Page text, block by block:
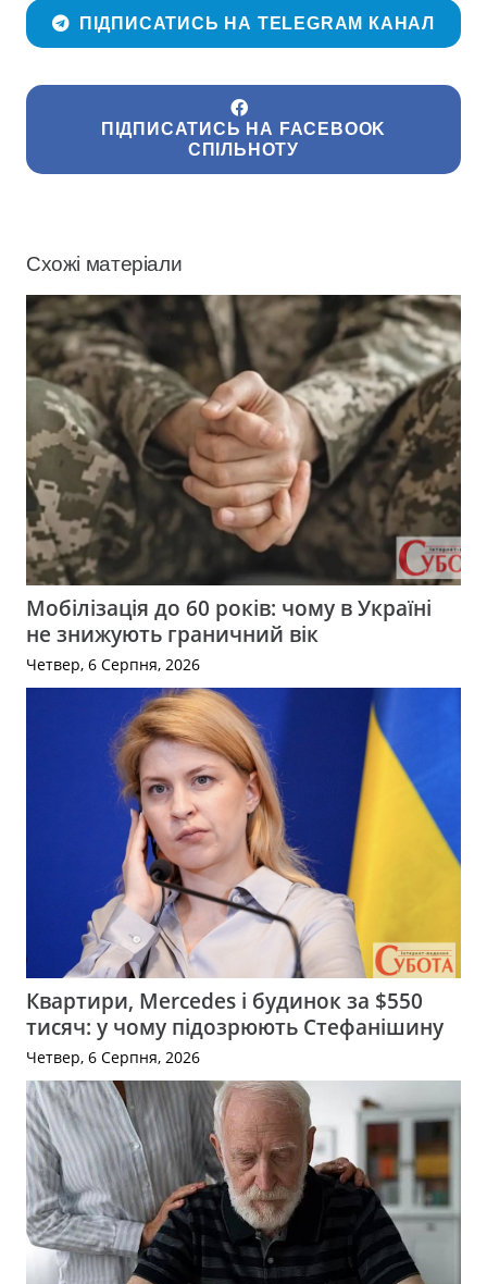
ПІДПИСАТИСЬ НА TELEGRAM КАНАЛ
ПІДПИСАТИСЬ НА FACEBOOK
СПІЛЬНОТУ
Схожі матеріали
Мобілізація до 60 років: чому в Україні
не знижують граничний вік
Четвер, 6 Серпня, 2026
Квартири, Mercedes і будинок за $550
тисяч: у чому підозрюють Стефанішину
Четвер, 6 Серпня, 2026